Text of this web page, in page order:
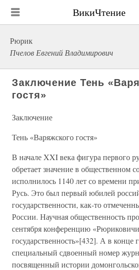
ВикиЧтение
Рюрик
Пчелов Евгений Владимирович
Заключение Тень
гостя»
Заключение
Тень «Варяжского гостя»
В начале XXI века фигура первого
обретает значение в общественном
исполнилось 1140 лет со времени
Русь. Это был первый юбилей
государственности, как-то
России. Научная общественность
сентября конференцию
государственность»[432]. А в конце
специальный сдвоенный номер
посвященный истории